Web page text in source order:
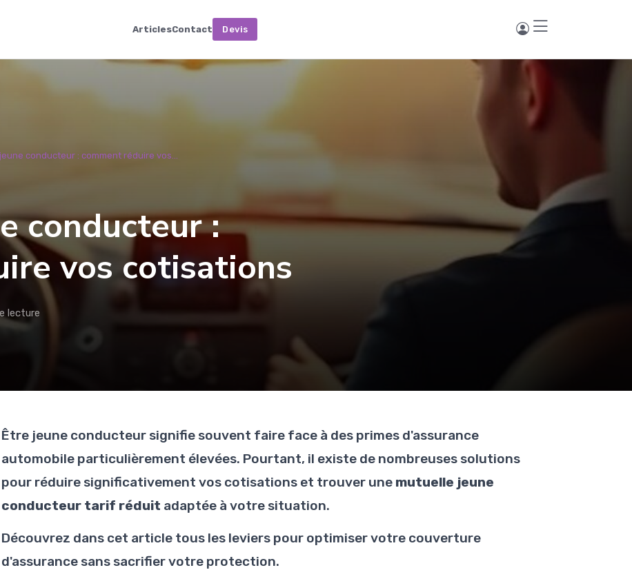
ArticlesContact Devis
conducteur : comment réduire vos...
conducteur :
vos cotisations
lecture
Être jeune conducteur signifie souvent faire face à des primes d'assurance
automobile particulièrement élevées. Pourtant, il existe de nombreuses solutions
pour réduire significativement vos cotisations et trouver une mutuelle jeune
conducteur tarif réduit adaptée à votre situation.
Découvrez dans cet article tous les leviers pour optimiser votre couverture
d'assurance sans sacrifier votre protection.